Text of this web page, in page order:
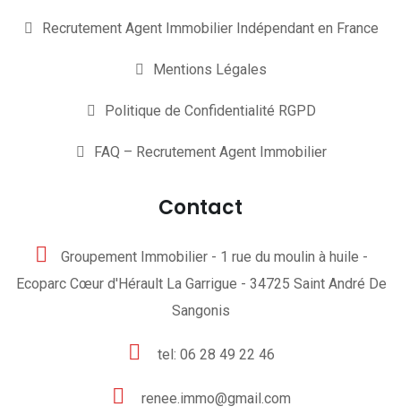
Recrutement Agent Immobilier Indépendant en France
Mentions Légales
Politique de Confidentialité RGPD
FAQ – Recrutement Agent Immobilier
Contact
Groupement Immobilier - 1 rue du moulin à huile -
Ecoparc Cœur d'Hérault La Garrigue - 34725 Saint André De
Sangonis
tel: 06 28 49 22 46
renee.immo@gmail.com